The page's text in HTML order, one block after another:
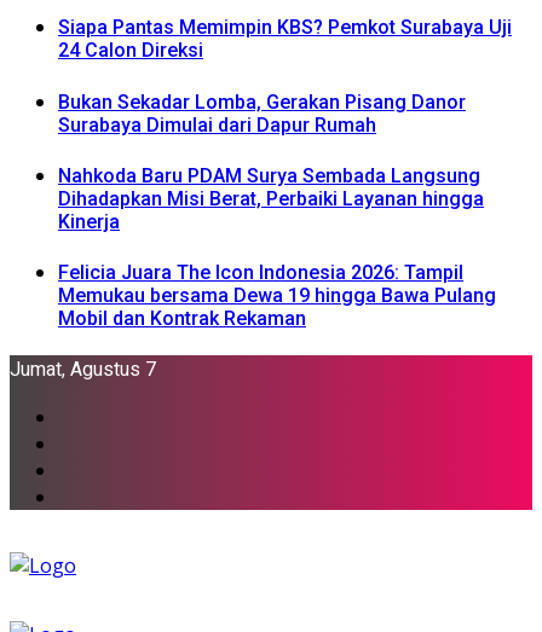
Siapa Pantas Memimpin KBS? Pemkot Surabaya Uji
24 Calon Direksi
Bukan Sekadar Lomba, Gerakan Pisang Danor
Surabaya Dimulai dari Dapur Rumah
Nahkoda Baru PDAM Surya Sembada Langsung
Dihadapkan Misi Berat, Perbaiki Layanan hingga
Kinerja
Felicia Juara The Icon Indonesia 2026: Tampil
Memukau bersama Dewa 19 hingga Bawa Pulang
Mobil dan Kontrak Rekaman
Jumat, Agustus 7